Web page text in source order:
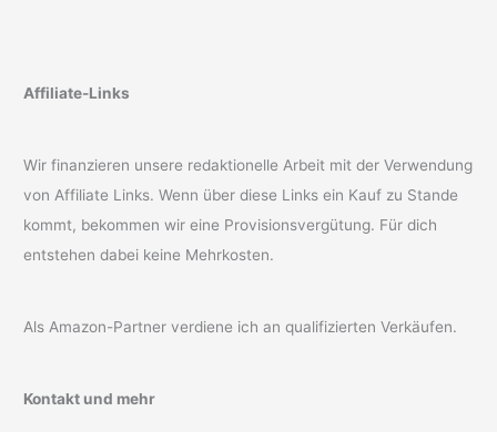
Affiliate-Links
Wir finanzieren unsere redaktionelle Arbeit mit der Verwendung
von Affiliate Links. Wenn über diese Links ein Kauf zu Stande
kommt, bekommen wir eine Provisionsvergütung. Für dich
entstehen dabei keine Mehrkosten.
Als Amazon-Partner verdiene ich an qualifizierten Verkäufen.
Kontakt und mehr